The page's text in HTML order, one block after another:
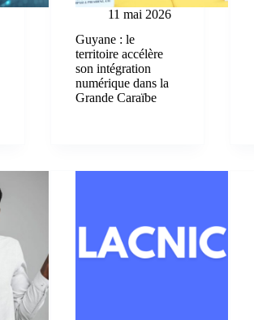
11 mai 2026
Guyane : le
territoire accélère
son intégration
numérique dans la
Grande Caraïbe